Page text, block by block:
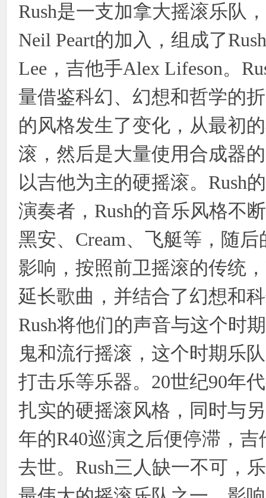
Rush是一支加拿大摇滚乐队
Neil Peart的加入，组成了
Lee，吉他手Alex Lifeson。
量借鉴科幻、幻想和哲学的
的风格发生了变化，从最初
滚，然后是大量使用合成器
以吉他为主的硬摇滚。Rush
演奏者，Rush的音乐风格不
黑安、Cream、飞艇等，随
影响，按照前卫摇滚的传统
延长歌曲，并结合了幻想和
Rush将他们的声音与这个时
鬼和流行摇滚，这个时期乐
打击乐等乐器。20世纪90年
扎实的硬摇滚风格，同时与
年的R40巡演之后便停滞，
去世。Rush三人缺一不可，